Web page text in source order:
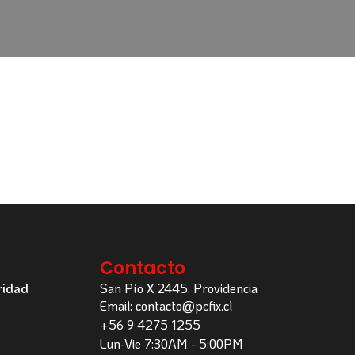
Contacto
San Pío X 2445, Providencia
Email: contacto@pcfix.cl
+56 9 4275 1255
Lun-Vie 7:30AM - 5:00PM